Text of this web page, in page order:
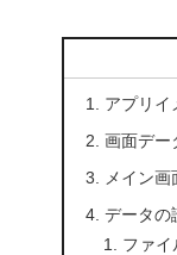
アプリイ
画面デー
メイン
データの
ファイ